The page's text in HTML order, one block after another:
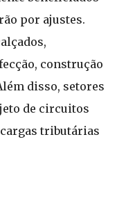
por ajustes.
construção
disso, setores
de circuitos
tributárias